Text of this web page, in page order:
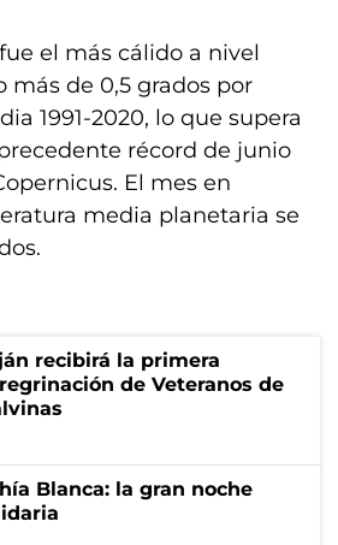
el más cálido a nivel
más de 0,5 grados por
1991-2020, lo que supera
récord de junio
El mes en
media planetaria se
recibirá la primera
de Veteranos de
Blanca: la gran noche